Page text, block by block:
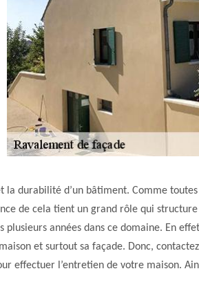
durabilité d’un bâtiment. Comme
de cela tient un grand rôle qui
années dans ce domaine. En
et surtout sa façade. Donc,
effectuer l’entretien de votre maison.